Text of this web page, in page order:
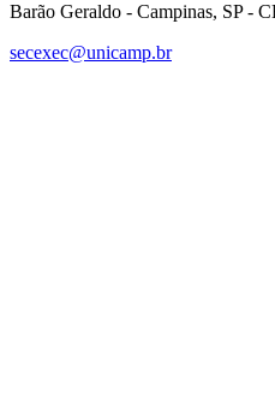
Barão Geraldo - Campinas, SP -
secexec@unicamp.br